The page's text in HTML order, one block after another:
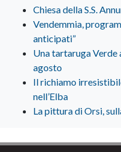
Chiesa della S.S.
Vendemmia,
anticipati”
Una tartaruga Verde
agosto
Il richiamo
nell’Elba
La pittura di Orsi,